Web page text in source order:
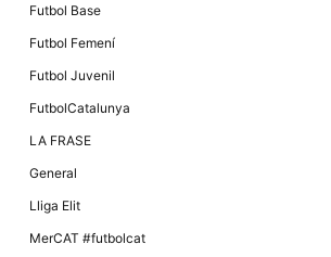
Futbol Base
Futbol Femení
Futbol Juvenil
FutbolCatalunya
LA FRASE
General
Lliga Elit
MerCAT #futbolcat